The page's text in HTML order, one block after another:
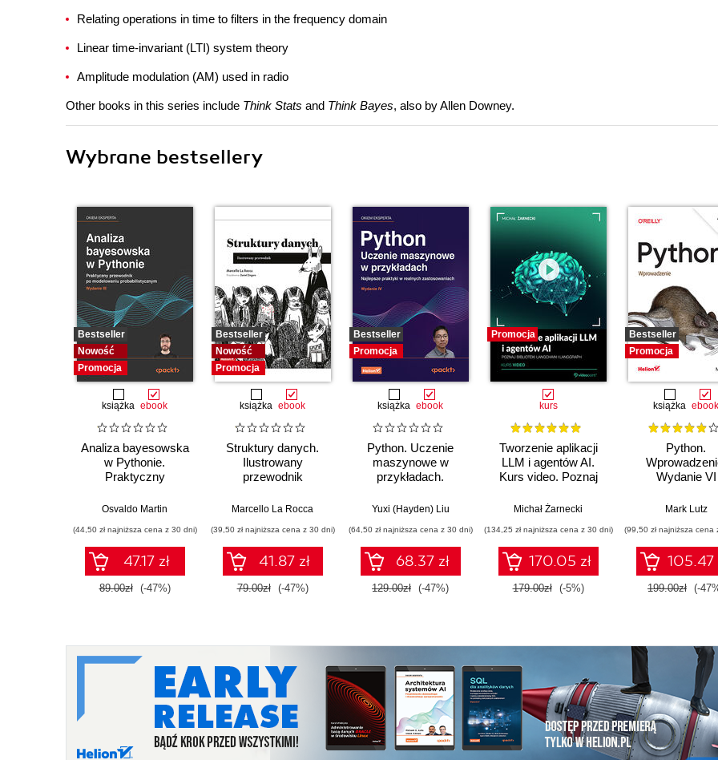
Relating operations in time to filters in the frequency domain
Linear time-invariant (LTI) system theory
Amplitude modulation (AM) used in radio
Other books in this series include Think Stats and Think Bayes, also by Allen Downey.
Wybrane bestsellery
Bestseller
Nowość
Promocja
książka ebook
Analiza bayesowska
w Pythonie.
Praktyczny
modelowaniu
Wydanie III
Osvaldo Martin
(44,50 zł najniższa cena z 30 dni)
47.17 zł
89.00zł (-47%)
Bestseller
Nowość
Promocja
książka ebook
Struktury danych.
Ilustrowany
przewodnik
Marcello La Rocca
(39,50 zł najniższa cena z 30 dni)
41.87 zł
79.00zł (-47%)
Bestseller
Promocja
książka ebook
Python. Uczenie
maszynowe w
przykładach.
realnych
Wydanie IV
Yuxi (Hayden) Liu
(64,50 zł najniższa cena z 30 dni)
68.37 zł
129.00zł (-47%)
Promocja
kurs
Tworzenie aplikacji
LLM i agentów AI.
Kurs video. Poznaj
LangGraph
Michał Żarnecki
(134,25 zł najniższa cena z 30 dni)
170.05 zł
179.00zł (-5%)
Bestseller
Promocja
książka ebook
Python.
Wydanie VI
Mark Lutz
(99,50 zł najniższa cena
105.47
199.00zł (-